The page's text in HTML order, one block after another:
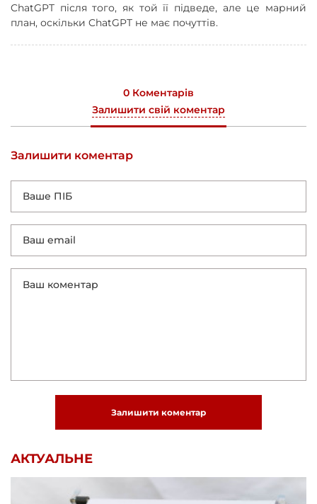
ChatGPT після того, як той її підведе, але це марний
план, оскільки ChatGPT не має почуттів.
0 Коментарів
Залишити свій коментар
Залишити коментар
Залишити коментар
АКТУАЛЬНЕ